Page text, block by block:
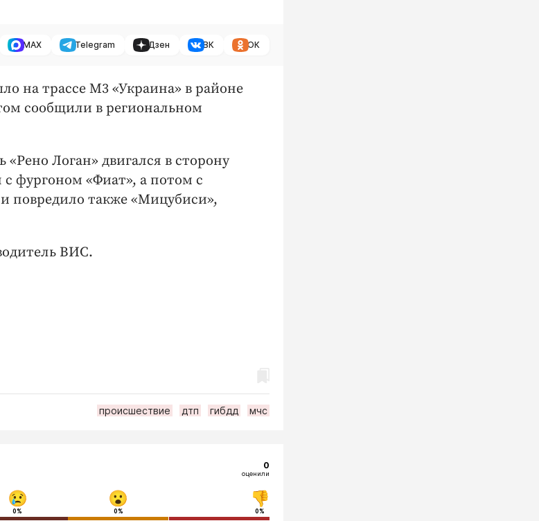
MAX Telegram Дзен ВК ОК
на трассе М3 «Украина» в районе
сообщили в региональном
Логан» двигался в сторону
с фургоном «Фиат», а потом с
также «Мицубиси»,
ВИС.
происшествие дтп гибдд мчс
0
оценили
0% 0% 0%